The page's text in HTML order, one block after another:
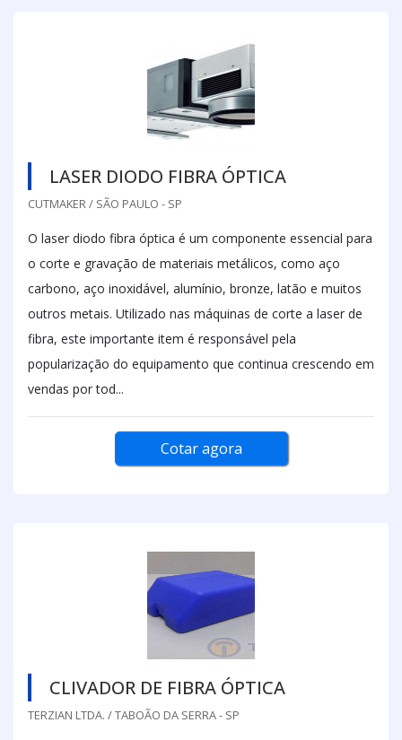
LASER DIODO FIBRA ÓPTICA
CUTMAKER / SÃO PAULO - SP
O laser diodo fibra óptica é um componente essencial para
o corte e gravação de materiais metálicos, como aço
carbono, aço inoxidável, alumínio, bronze, latão e muitos
outros metais. Utilizado nas máquinas de corte a laser de
fibra, este importante item é responsável pela
popularização do equipamento que continua crescendo em
vendas por tod...
Cotar agora
CLIVADOR DE FIBRA ÓPTICA
TERZIAN LTDA. / TABOÃO DA SERRA - SP